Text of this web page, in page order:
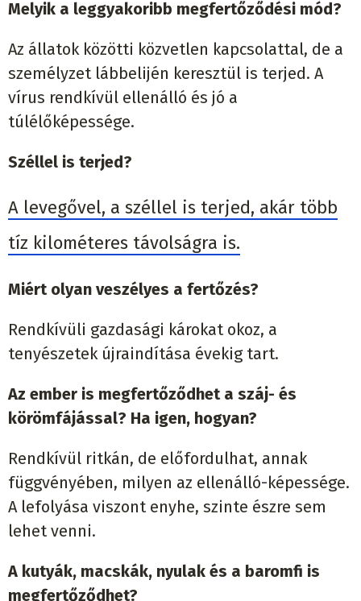
Melyik a leggyakoribb megfertőződési mód?
Az állatok közötti közvetlen kapcsolattal, de a
személyzet lábbelijén keresztül is terjed. A
vírus rendkívül ellenálló és jó a
túlélőképessége.
Széllel is terjed?
A levegővel, a széllel is terjed, akár több
tíz kilométeres távolságra is.
Miért olyan veszélyes a fertőzés?
Rendkívüli gazdasági károkat okoz, a
tenyészetek újraindítása évekig tart.
Az ember is megfertőződhet a száj- és
körömfájással? Ha igen, hogyan?
Rendkívül ritkán, de előfordulhat, annak
függvényében, milyen az ellenálló-képessége.
A lefolyása viszont enyhe, szinte észre sem
lehet venni.
A kutyák, macskák, nyulak és a baromfi is
megfertőződhet?